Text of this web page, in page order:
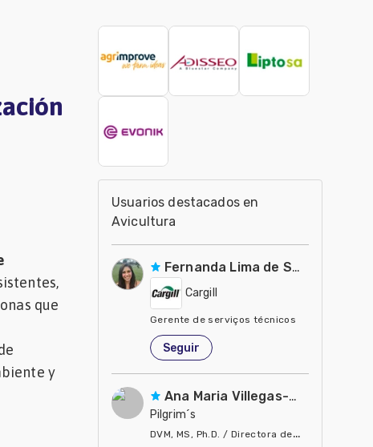
que
y
Usuarios destacados en
Avicultura
Fernanda Lima de Souza Castro
Cargill
Gerente de serviços técnicos
Estados Unidos de América
Seguir
Ana Maria Villegas-Gamble
Pilgrim´s
DVM, MS, Ph.D. / Directora de Nutrición